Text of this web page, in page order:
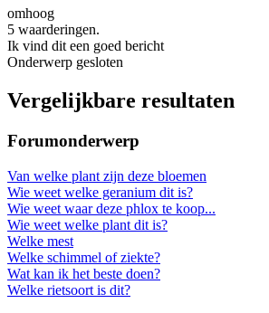
omhoog
5 waarderingen.
Ik vind dit een goed bericht
Onderwerp gesloten
Vergelijkbare resultaten
Forumonderwerp
Van welke plant zijn deze bloemen
Wie weet welke geranium dit is?
Wie weet waar deze phlox te koop...
Wie weet welke plant dit is?
Welke mest
Welke schimmel of ziekte?
Wat kan ik het beste doen?
Welke rietsoort is dit?